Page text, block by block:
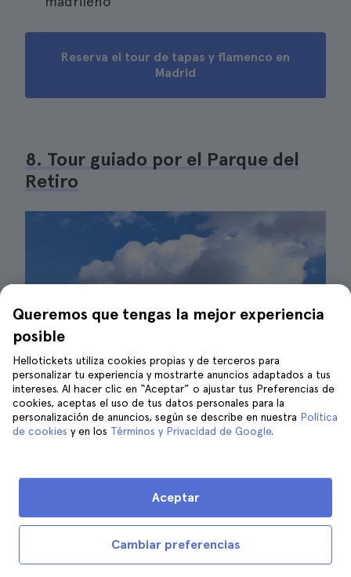
Reserva el tour de tapas y flamenco en
Madrid
8. Tour guiado por el Parque del
Retiro
Parque del Retiroes uno de los rincones
más bellos de Madrid y este tour guiado te
permitirá conocer su historia, monumentos y
secretos ocultos. Acompañado por un guía
Queremos que tengas la mejor experiencia
posible
Hellotickets utiliza cookies propias y de terceros para
personalizar tu experiencia y mostrarte anuncios adaptados a tus
intereses. Al hacer clic en “Aceptar” o ajustar tus Preferencias de
cookies, aceptas el uso de tus datos personales para la
personalización de anuncios, según se describe en nuestra Política
de cookies y en los Términos y Privacidad de Google.
Cambiar preferencias
Aceptar